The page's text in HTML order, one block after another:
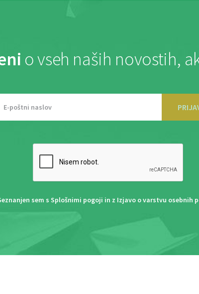
o vseh naših novostih,
sem s Splošnimi pogoji in z Izjavo o varstvu osebnih